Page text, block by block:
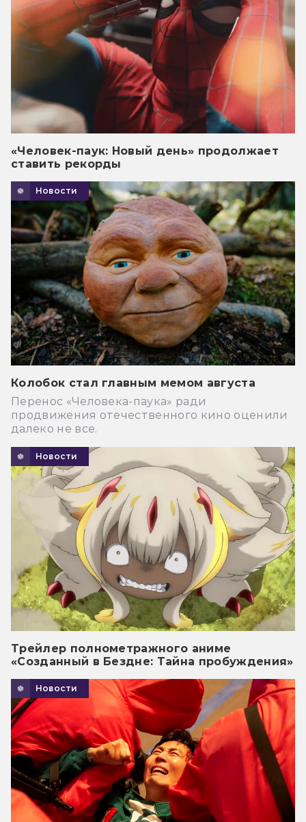
«Человек-паук: Новый день» продолжает
ставить рекорды
Новости
Колобок стал главным мемом августа
Перенос «Человека-паука» ради
продвижения отечественного кино оценили
далеко не все.
Новости
Трейлер полнометражного аниме
«Созданный в Бездне: Тайна пробуждения»
Новости